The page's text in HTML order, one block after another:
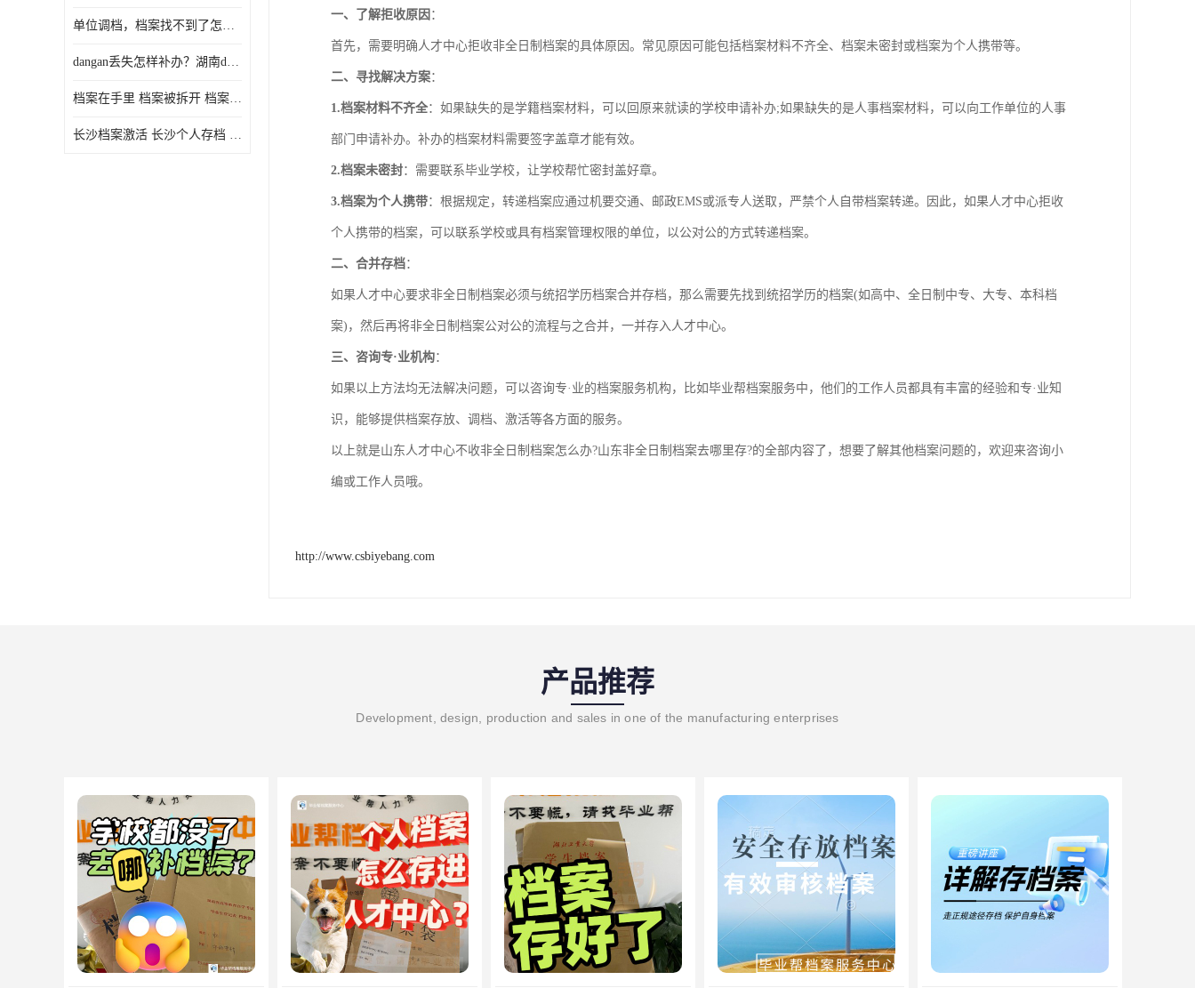
单位调档，档案找不到了怎么办？
dangan丢失怎样补办？湖南dangan丢失补办流程介绍！
档案在手里 档案被拆开 档案补办 档案问题一站式服务
长沙档案激活 长沙个人存档 长沙档案存档
一、了解拒收原因 ：
首先，需要明确人才中心拒收非全日制档案的具体原因。常见原因可能包括档案材料不齐全、档案未密封或档案为个人携带等。
二、寻找解决方案：
1.档案材料不齐全：如果缺失的是学籍档案材料，可以回原来就读的学校申请补办;如果缺失的是人事档案材料，可以向工作单位的人事
部门申请补办。补办的档案材料需要签字盖章才能有效。
2.档案未密封：需要联系毕业学校，让学校帮忙密封盖好章。
3.档案为个人携带：根据规定，转递档案应通过机要交通、邮政EMS或派专人送取，严禁个人自带档案转递。因此，如果人才中心拒收
个人携带的档案，可以联系学校或具有档案管理权限的单位，以公对公的方式转递档案。
二、合并存档：
如果人才中心要求非全日制档案必须与统招学历档案合并存档，那么需要先找到统招学历的档案(如高中、全日制中专、大专、本科档
案)，然后再将非全日制档案公对公的流程与之合并，一并存入人才中心。
三、咨询专·业机构：
如果以上方法均无法解决问题，可以咨询专·业的档案服务机构，比如毕业帮档案服务中，他们的工作人员都具有丰富的经验和专·业知
识，能够提供档案存放、调档、激活等各方面的服务。
以上就是山东人才中心不收非全日制档案怎么办?山东非全日制档案去哪里存?的全部内容了，想要了解其他档案问题的，欢迎来咨询小
编或工作人员哦。
http://www.csbiyebang.com
产品推荐
Development, design, production and sales in one of the manufacturing enterprises